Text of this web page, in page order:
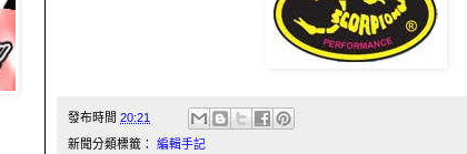
發布時間 20:21
新聞分類標籤： 編輯手記